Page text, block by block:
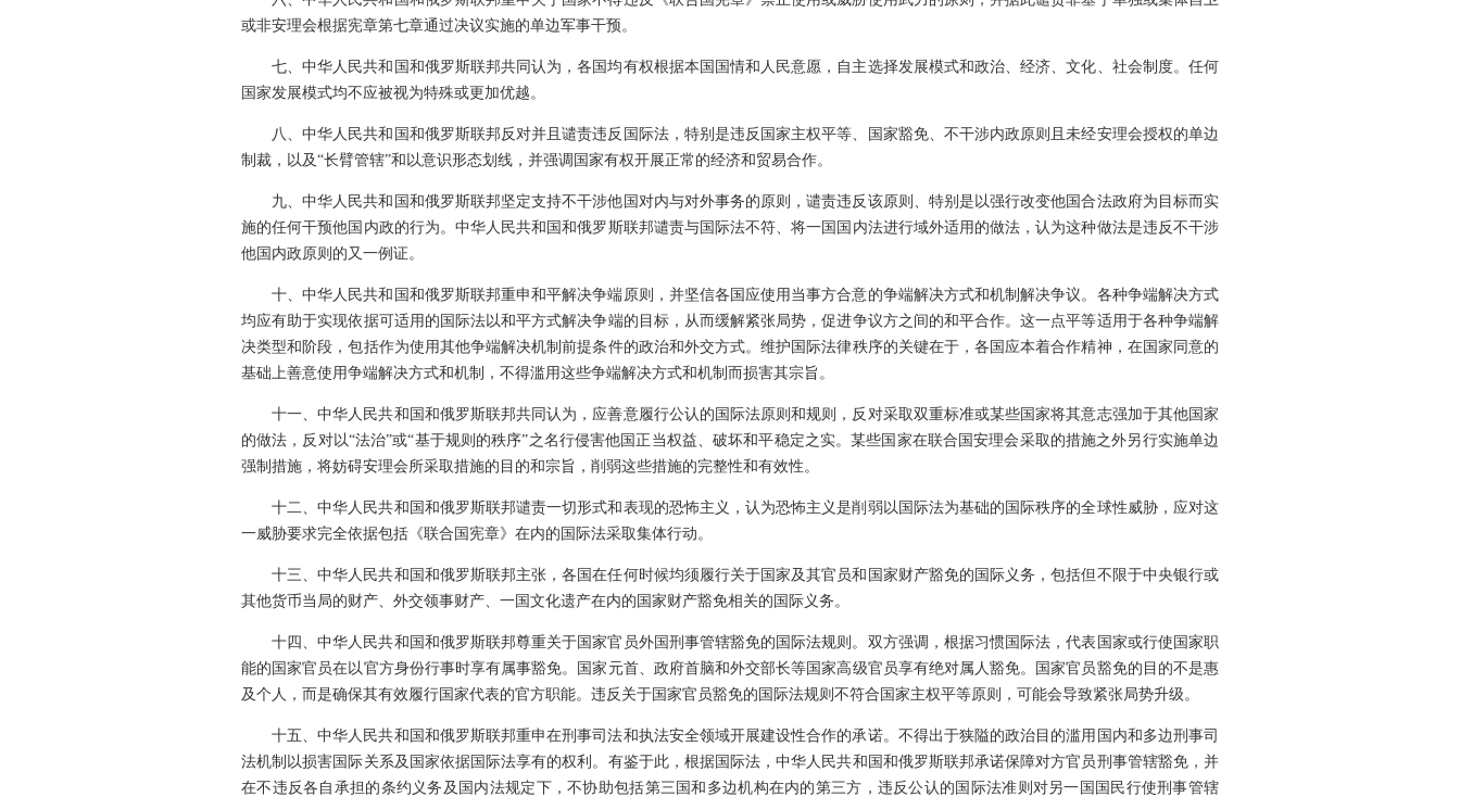
或非安理会根据宪章第七章通过决议实施的单边军事干预。
七、中华人民共和国和俄罗斯联邦共同认为，各国均有权根据本国国情和人民意愿，自主选择发展模式和政治、经济、文化、社会制度。任何
国家发展模式均不应被视为特殊或更加优越。
八、中华人民共和国和俄罗斯联邦反对并且谴责违反国际法，特别是违反国家主权平等、国家豁免、不干涉内政原则且未经安理会授权的单边
制裁，以及“长臂管辖”和以意识形态划线，并强调国家有权开展正常的经济和贸易合作。
九、中华人民共和国和俄罗斯联邦坚定支持不干涉他国对内与对外事务的原则，谴责违反该原则、特别是以强行改变他国合法政府为目标而实
施的任何干预他国内政的行为。中华人民共和国和俄罗斯联邦谴责与国际法不符、将一国国内法进行域外适用的做法，认为这种做法是违反不干涉
他国内政原则的又一例证。
十、中华人民共和国和俄罗斯联邦重申和平解决争端原则，并坚信各国应使用当事方合意的争端解决方式和机制解决争议。各种争端解决方式
均应有助于实现依据可适用的国际法以和平方式解决争端的目标，从而缓解紧张局势，促进争议方之间的和平合作。这一点平等适用于各种争端解
决类型和阶段，包括作为使用其他争端解决机制前提条件的政治和外交方式。维护国际法律秩序的关键在于，各国应本着合作精神，在国家同意的
基础上善意使用争端解决方式和机制，不得滥用这些争端解决方式和机制而损害其宗旨。
十一、中华人民共和国和俄罗斯联邦共同认为，应善意履行公认的国际法原则和规则，反对采取双重标准或某些国家将其意志强加于其他国家
的做法，反对以“法治”或“基于规则的秩序”之名行侵害他国正当权益、破坏和平稳定之实。某些国家在联合国安理会采取的措施之外另行实施单边
强制措施，将妨碍安理会所采取措施的目的和宗旨，削弱这些措施的完整性和有效性。
十二、中华人民共和国和俄罗斯联邦谴责一切形式和表现的恐怖主义，认为恐怖主义是削弱以国际法为基础的国际秩序的全球性威胁，应对这
一威胁要求完全依据包括《联合国宪章》在内的国际法采取集体行动。
十三、中华人民共和国和俄罗斯联邦主张，各国在任何时候均须履行关于国家及其官员和国家财产豁免的国际义务，包括但不限于中央银行或
其他货币当局的财产、外交领事财产、一国文化遗产在内的国家财产豁免相关的国际义务。
十四、中华人民共和国和俄罗斯联邦尊重关于国家官员外国刑事管辖豁免的国际法规则。双方强调，根据习惯国际法，代表国家或行使国家职
能的国家官员在以官方身份行事时享有属事豁免。国家元首、政府首脑和外交部长等国家高级官员享有绝对属人豁免。国家官员豁免的目的不是惠
及个人，而是确保其有效履行国家代表的官方职能。违反关于国家官员豁免的国际法规则不符合国家主权平等原则，可能会导致紧张局势升级。
十五、中华人民共和国和俄罗斯联邦重申在刑事司法和执法安全领域开展建设性合作的承诺。不得出于狭隘的政治目的滥用国内和多边刑事司
法机制以损害国际关系及国家依据国际法享有的权利。有鉴于此，根据国际法，中华人民共和国和俄罗斯联邦承诺保障对方官员刑事管辖豁免，并
在不违反各自承担的条约义务及国内法规定下，不协助包括第三国和多边机构在内的第三方，违反公认的国际法准则对另一国国民行使刑事管辖